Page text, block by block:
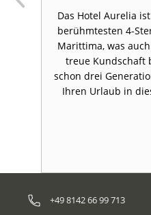
Das Hotel Aurelia
berühmtesten 4-
Marittima, was
treue Kundschaft
schon drei
Ihren Urlaub in
+49 8142 66 99 713